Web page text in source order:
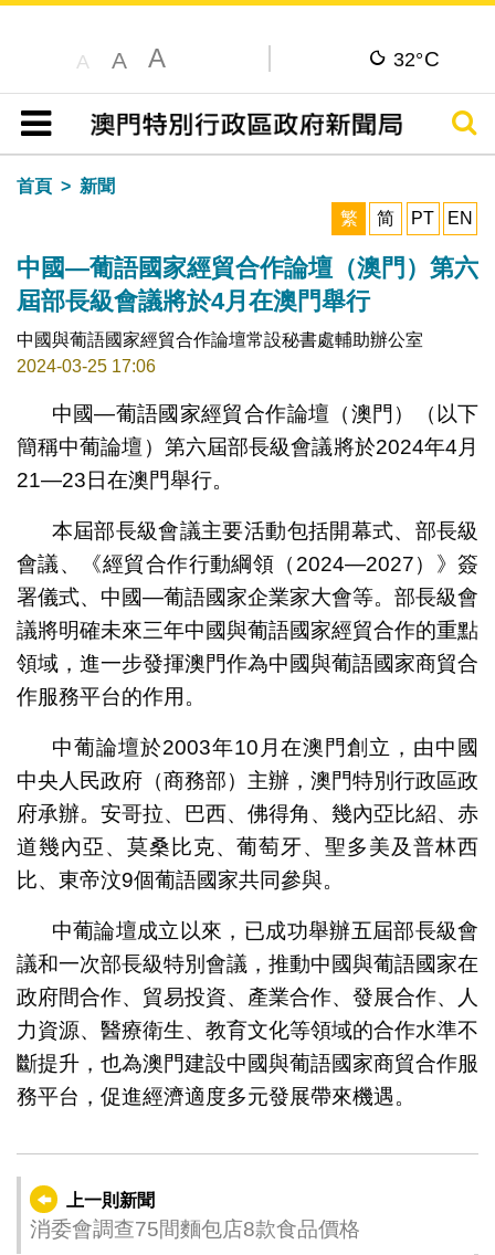
A A A 32°C
目錄
搜尋
首頁
新聞
繁
简 PT EN
中國—葡語國家經貿合作論壇（澳門）第六
屆部長級會議將於4月在澳門舉行
中國與葡語國家經貿合作論壇常設秘書處輔助辦公室
2024-03-25 17:06
中國—葡語國家經貿合作論壇（澳門）（以下
簡稱中葡論壇）第六屆部長級會議將於2024年4月
21—23日在澳門舉行。
本屆部長級會議主要活動包括開幕式、部長級
會議、《經貿合作行動綱領（2024—2027）》簽
署儀式、中國—葡語國家企業家大會等。部長級會
議將明確未來三年中國與葡語國家經貿合作的重點
領域，進一步發揮澳門作為中國與葡語國家商貿合
作服務平台的作用。
中葡論壇於2003年10月在澳門創立，由中國
中央人民政府（商務部）主辦，澳門特別行政區政
府承辦。安哥拉、巴西、佛得角、幾內亞比紹、赤
道幾內亞、莫桑比克、葡萄牙、聖多美及普林西
比、東帝汶9個葡語國家共同參與。
中葡論壇成立以來，已成功舉辦五屆部長級會
議和一次部長級特別會議，推動中國與葡語國家在
政府間合作、貿易投資、產業合作、發展合作、人
力資源、醫療衛生、教育文化等領域的合作水準不
斷提升，也為澳門建設中國與葡語國家商貿合作服
務平台，促進經濟適度多元發展帶來機遇。
上一則新聞
消委會調查75間麵包店8款食品價格